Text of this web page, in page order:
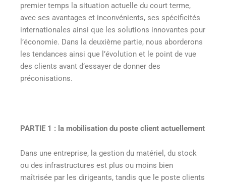
premier temps la situation actuelle du court terme,
avec ses avantages et inconvénients, ses spécificités
internationales ainsi que les solutions innovantes pour
l’économie. Dans la deuxième partie, nous aborderons
les tendances ainsi que l’évolution et le point de vue
des clients avant d’essayer de donner des
préconisations.
PARTIE 1 : la mobilisation du poste client actuellement
Dans une entreprise, la gestion du matériel, du stock
ou des infrastructures est plus ou moins bien
maîtrisée par les dirigeants, tandis que le poste clients